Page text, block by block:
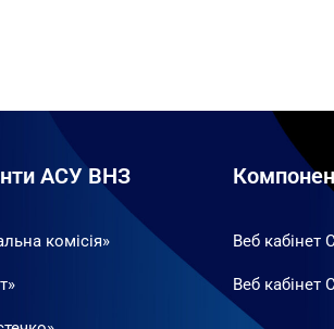
АСУ ВНЗ
комісія» Веб кабінет
Веб кабінет